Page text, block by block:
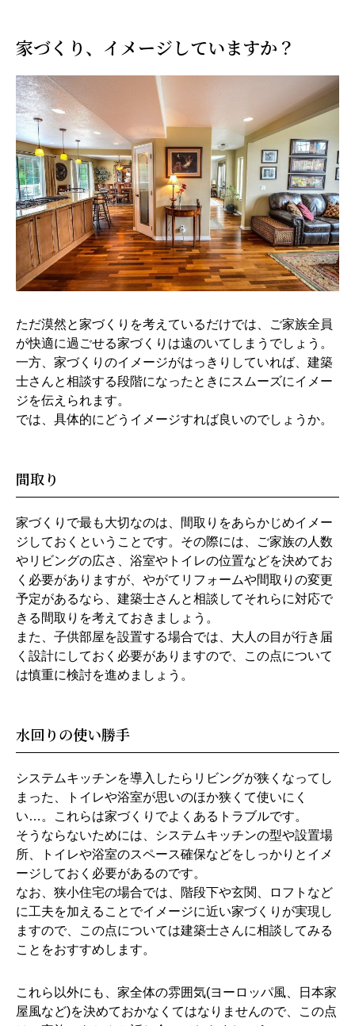
家づくり、イメージしていますか？
ただ漠然と家づくりを考えているだけでは、ご家族全員
が快適に過ごせる家づくりは遠のいてしまうでしょう。
一方、家づくりのイメージがはっきりしていれば、建築
士さんと相談する段階になったときにスムーズにイメー
ジを伝えられます。
では、具体的にどうイメージすれば良いのでしょうか。
間取り
家づくりで最も大切なのは、間取りをあらかじめイメー
ジしておくということです。その際には、ご家族の人数
やリビングの広さ、浴室やトイレの位置などを決めてお
く必要がありますが、やがてリフォームや間取りの変更
予定があるなら、建築士さんと相談してそれらに対応で
きる間取りを考えておきましょう。
また、子供部屋を設置する場合では、大人の目が行き届
く設計にしておく必要がありますので、この点について
は慎重に検討を進めましょう。
水回りの使い勝手
システムキッチンを導入したらリビングが狭くなってし
まった、トイレや浴室が思いのほか狭くて使いにく
い…。これらは家づくりでよくあるトラブルです。
そうならないためには、システムキッチンの型や設置場
所、トイレや浴室のスペース確保などをしっかりとイメ
ージしておく必要があるのです。
なお、狭小住宅の場合では、階段下や玄関、ロフトなど
に工夫を加えることでイメージに近い家づくりが実現し
ますので、この点については建築士さんに相談してみる
ことをおすすめします。
これら以外にも、家全体の雰囲気(ヨーロッパ風、日本家
屋風など)を決めておかなくてはなりませんので、この点